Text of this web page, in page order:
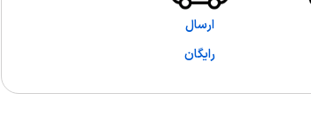
ارسال
رایگان